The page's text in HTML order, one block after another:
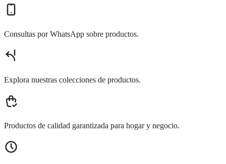
Consultas por WhatsApp sobre productos.
Explora nuestras colecciones de productos.
Productos de calidad garantizada para hogar y negocio.